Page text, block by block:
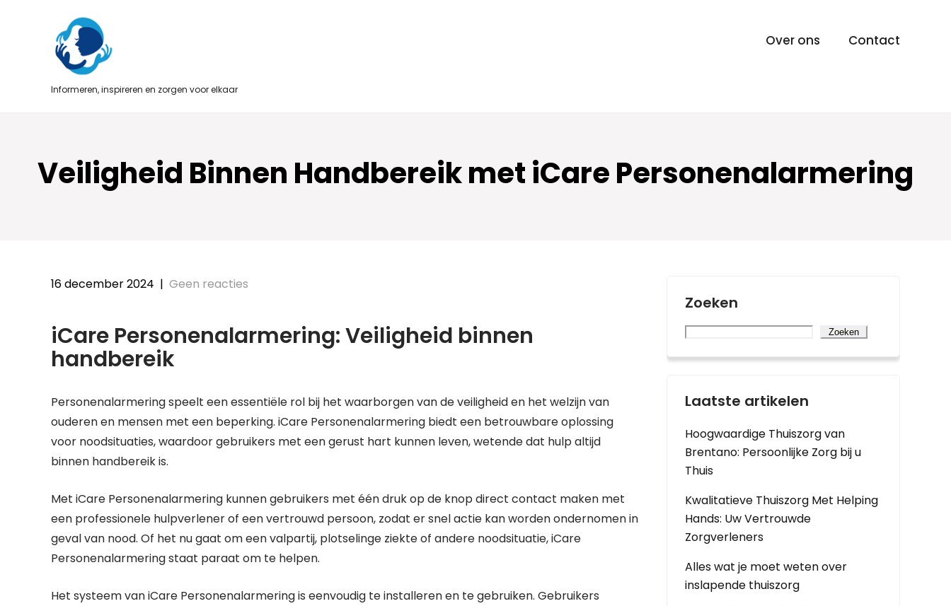
Informeren, inspireren en zorgen voor elkaar
Over ons Contact
Veiligheid Binnen Handbereik met iCare Personenalarmering
16 december 2024 | Geen reacties
iCare Personenalarmering: Veiligheid binnen
handbereik
Personenalarmering speelt een essentiële rol bij het waarborgen van de veiligheid en het welzijn van
ouderen en mensen met een beperking. iCare Personenalarmering biedt een betrouwbare oplossing
voor noodsituaties, waardoor gebruikers met een gerust hart kunnen leven, wetende dat hulp altijd
binnen handbereik is.
Met iCare Personenalarmering kunnen gebruikers met één druk op de knop direct contact maken met
een professionele hulpverlener of een vertrouwd persoon, zodat er snel actie kan worden ondernomen in
geval van nood. Of het nu gaat om een valpartij, plotselinge ziekte of andere noodsituatie, iCare
Personenalarmering staat paraat om te helpen.
Het systeem van iCare Personenalarmering is eenvoudig te installeren en te gebruiken. Gebruikers
Zoeken
Zoeken
Laatste artikelen
Hoogwaardige Thuiszorg van
Brentano: Persoonlijke Zorg bij u
Thuis
Kwalitatieve Thuiszorg Met Helping
Hands: Uw Vertrouwde
Zorgverleners
Alles wat je moet weten over
inslapende thuiszorg